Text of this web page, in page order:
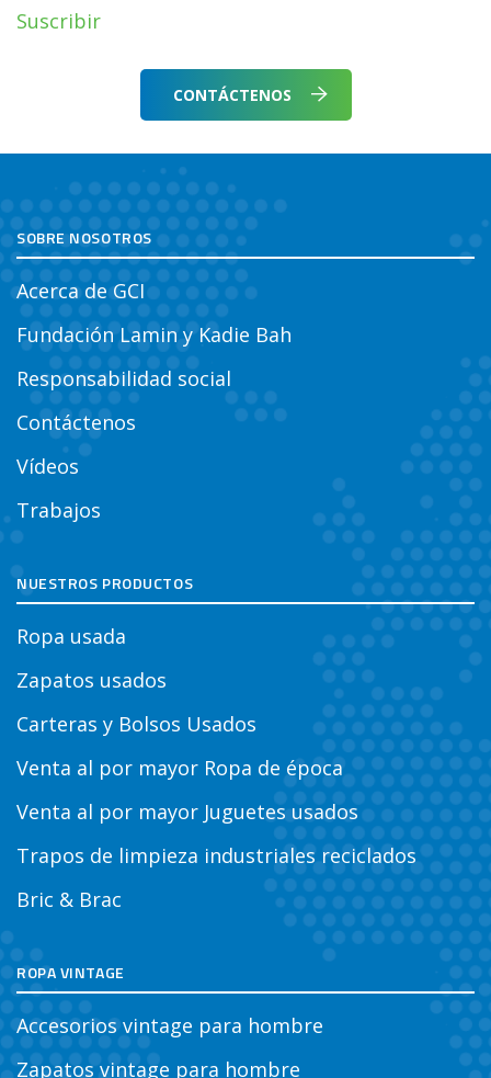
Suscribir
CONTÁCTENOS
SOBRE NOSOTROS
Acerca de GCI
Fundación Lamin y Kadie Bah
Responsabilidad social
Contáctenos
Vídeos
Trabajos
NUESTROS PRODUCTOS
Ropa usada
Zapatos usados
Carteras y Bolsos Usados
Venta al por mayor Ropa de época
Venta al por mayor Juguetes usados
Trapos de limpieza industriales reciclados
Bric & Brac
ROPA VINTAGE
Accesorios vintage para hombre
Zapatos vintage para hombre